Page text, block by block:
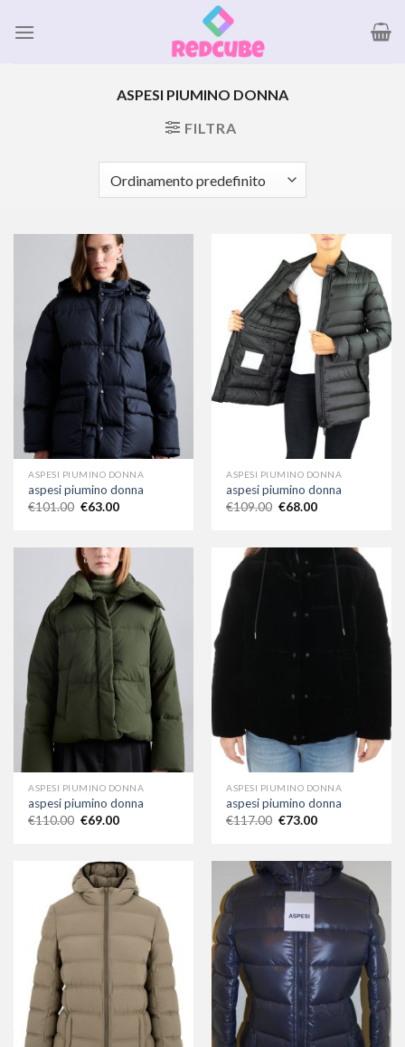
ASPESI PIUMINO DONNA
FILTRA
ASPESI PIUMINO DONNA
aspesi piumino donna
€101.00 €63.00
ASPESI PIUMINO DONNA
aspesi piumino donna
€109.00 €68.00
ASPESI PIUMINO DONNA
aspesi piumino donna
€110.00 €69.00
ASPESI PIUMINO DONNA
aspesi piumino donna
€117.00 €73.00